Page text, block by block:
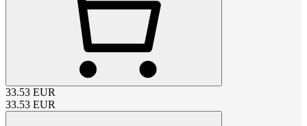
33.53 EUR
33.53 EUR